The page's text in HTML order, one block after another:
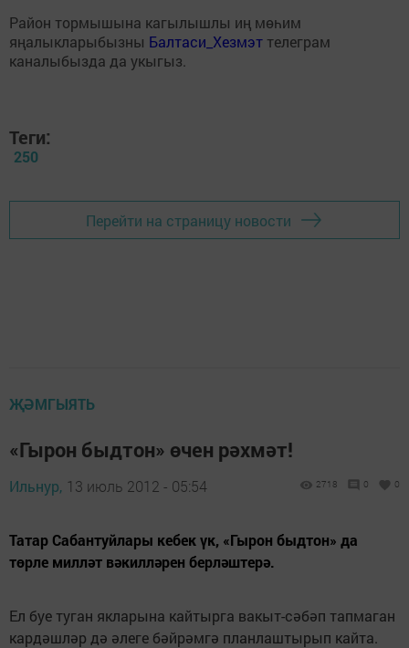
Район тормышына кагылышлы иң мөһим
яңалыкларыбызны Балтаси_Хезмэт телеграм
каналыбызда да укыгыз.
Теги:
250
Перейти на страницу новости
ҖӘМГЫЯТЬ
«Гырон быдтон» өчен рәхмәт!
Ильнур, 13 июль 2012 - 05:54 2718 0 0
Татар Сабантуйлары кебек үк, «Гырон быдтон» да
төрле милләт вәкилләрен берләштерә.
Ел буе туган якларына кайтырга вакыт-сәбәп тапмаган
кардәшләр дә әлеге бәйрәмгә планлаштырып кайта.